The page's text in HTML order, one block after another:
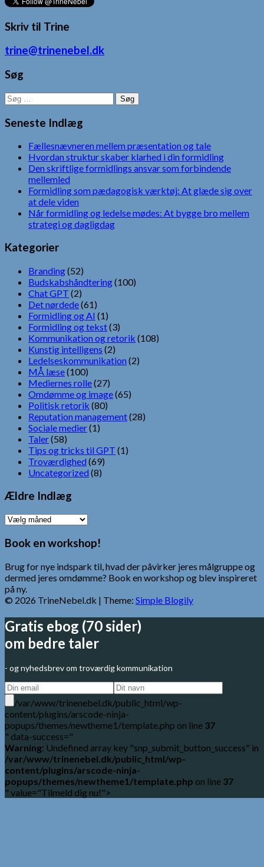
Skriv til Trine
trine@trinenebel.dk
Søg
Søg
efter:
Seneste Indlæg
Fællesnævneren mellem præsentation og tale
Hvordan struktur skaber klarhed i din formidling
Den skriftlige formidlings ansvar som forbindende
mellemled
Formidling som pædagogisk værktøj: At glæde sig over
at dele viden
Når formidling og ledelse mødes: At bygge bro mellem
strategi og dagligdag
Kategorier
Branding(52)
Budskabshåndtering(100)
Chat GPT (2)
Det nørdede(61)
Formidling og AI (1)
Formidling og tekst(3)
Kommunikation og retorik (108)
Kunstig intelligens (2)
Ledelseskommunikation (2)
MÅ læse(100)
Mediernes rolle(27)
Omdømme og image(65)
Politisk retorik (80)
Reputation management(28)
Sociale medier(1)
Taler(58)
Tips og tricks til GPT (1)
Troværdighed (69)
Uncategorized (8)
Ældre Indlæg
Ældre
Book en workshop!
Brug for nye indspark til, hvad der påvirker jeres målgruppe og
dermed jeres omdømme? Book en workshop og blev inspireret
på ny.
© 2026 TrineNebel.dk | Theme: Simple Blogily
Gratis ebog (70 sider)
om bedre taler
- og nyhedsbrev om troværdig kommunikation
/var/www/trinenebel.dk/public_html/wp-
content/plugins/arscode-ninja-
popups/themes/newtheme1/template.php on line 37
" data-success="
Warning: Undefined array key "snp_submit_button_success" in
/var/www/trinenebel.dk/public_html/wp-
content/plugins/arscode-ninja-
popups/themes/newtheme1/template.php on line 37
" value="Tilmeld dig nu!">